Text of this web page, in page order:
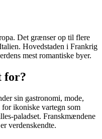
Det grænser op til flere
Hovedstaden i Frankrig
mest romantiske byer.
for?
sin gastronomi, mode,
ikoniske vartegn som
paladset. Franskmændene
verdenskendte.